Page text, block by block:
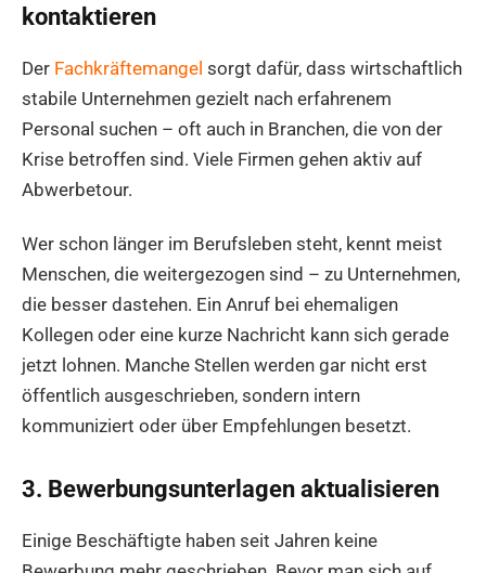
kontaktieren
Der Fachkräftemangel sorgt dafür, dass wirtschaftlich
stabile Unternehmen gezielt nach erfahrenem
Personal suchen – oft auch in Branchen, die von der
Krise betroffen sind. Viele Firmen gehen aktiv auf
Abwerbetour.
Wer schon länger im Berufsleben steht, kennt meist
Menschen, die weitergezogen sind – zu Unternehmen,
die besser dastehen. Ein Anruf bei ehemaligen
Kollegen oder eine kurze Nachricht kann sich gerade
jetzt lohnen. Manche Stellen werden gar nicht erst
öffentlich ausgeschrieben, sondern intern
kommuniziert oder über Empfehlungen besetzt.
3. Bewerbungsunterlagen aktualisieren
Einige Beschäftigte haben seit Jahren keine